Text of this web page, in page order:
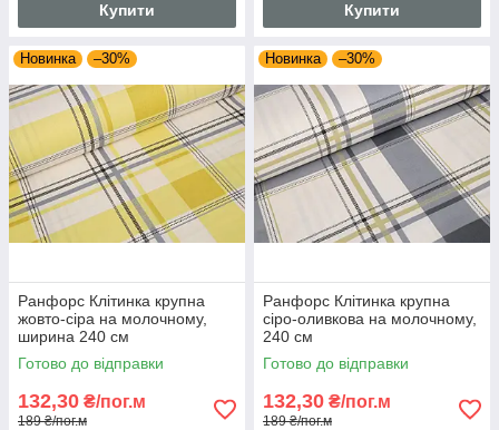
Купити Купити
Новинка –30%
Ранфорс Клітинка крупна
жовто-сіра на молочному,
ширина 240 см
Готово до відправки
132,30 ₴/пог.м
189 ₴/пог.м
Новинка –30%
Ранфорс Клітинка крупна
сіро-оливкова на молочному,
240 см
Готово до відправки
132,30 ₴/пог.м
189 ₴/пог.м